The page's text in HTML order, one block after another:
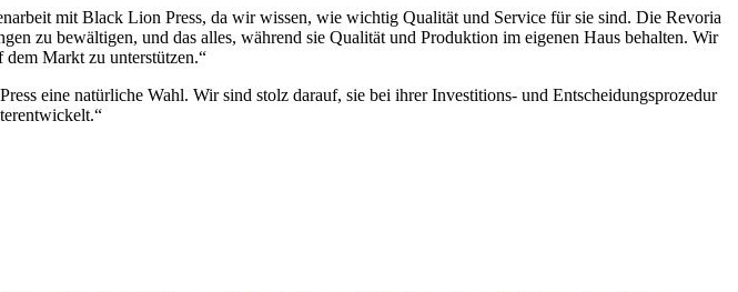
mit Black Lion Press, da wir wissen, wie wichtig Qualität und Service für sie sind. Die Revoria
zu bewältigen, und das alles, während sie Qualität und Produktion im eigenen Haus behalten. Wir
Markt zu unterstützen.“
eine natürliche Wahl. Wir sind stolz darauf, sie bei ihrer Investitions- und Entscheidungsprozedur